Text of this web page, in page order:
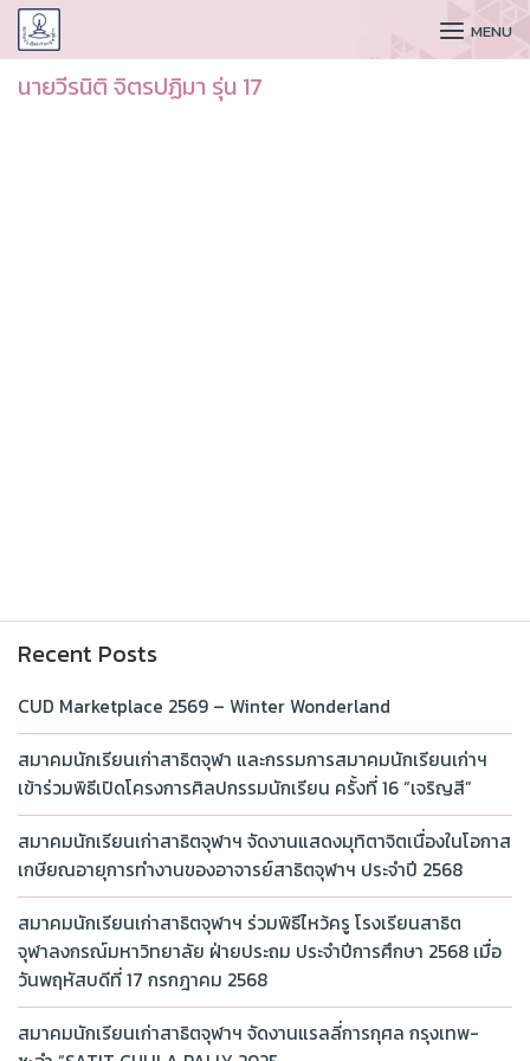
CUDAA MENU
นายวีรนิติ จิตรปฏิมา รุ่น 17
Recent Posts
CUD Marketplace 2569 – Winter Wonderland
สมาคมนักเรียนเก่าสาธิตจุฬา และกรรมการสมาคมนักเรียนเก่าฯ
เข้าร่วมพิธีเปิดโครงการศิลปกรรมนักเรียน ครั้งที่ 16 “เจริญสี”
สมาคมนักเรียนเก่าสาธิตจุฬาฯ จัดงานแสดงมุทิตาจิตเนื่องในโอกาส
เกษียณอายุการทำงานของอาจารย์สาธิตจุฬาฯ ประจำปี 2568
สมาคมนักเรียนเก่าสาธิตจุฬาฯ ร่วมพิธีไหว้ครู โรงเรียนสาธิต
จุฬาลงกรณ์มหาวิทยาลัย ฝ่ายประถม ประจำปีการศึกษา 2568 เมื่อ
วันพฤหัสบดีที่ 17 กรกฎาคม 2568
สมาคมนักเรียนเก่าสาธิตจุฬาฯ จัดงานแรลลี่การกุศล กรุงเทพ-